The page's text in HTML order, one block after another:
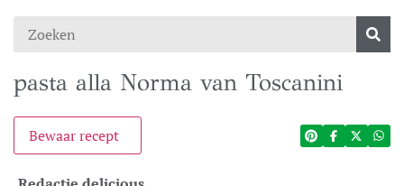
pasta alla Norma van Toscanini
Bewaar recept